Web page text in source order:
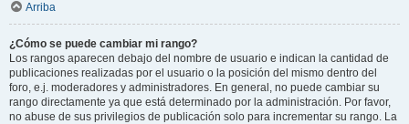
Arriba
¿Cómo se puede cambiar mi rango?
Los rangos aparecen debajo del nombre de usuario e indican la cantidad de
publicaciones realizadas por el usuario o la posición del mismo dentro del
foro, e.j. moderadores y administradores. En general, no puede cambiar su
rango directamente ya que está determinado por la administración. Por favor,
no abuse de sus privilegios de publicación solo para incrementar su rango. La